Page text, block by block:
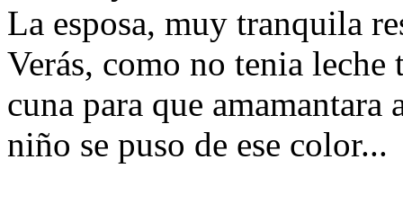
La esposa, muy tranquila
Verás, como no tenia leche
cuna para que
niño se puso de ese color...